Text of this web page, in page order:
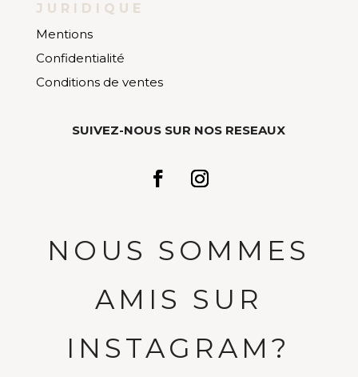
JURIDIQUE
Mentions
Confidentialité
Conditions de ventes
SUIVEZ-NOUS SUR NOS RESEAUX
NOUS SOMMES
AMIS SUR
INSTAGRAM?